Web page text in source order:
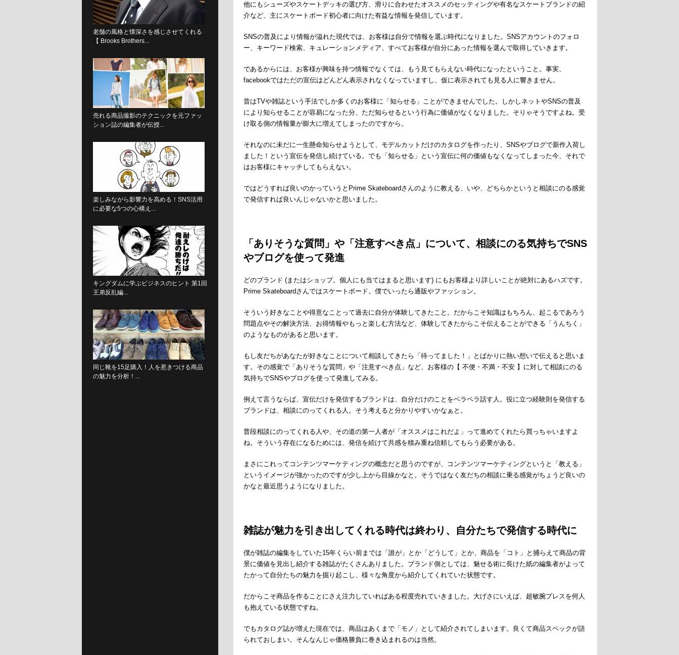
老舗の風格と懐深さを感じさせてくれる
【 Brooks Brothers...
売れる商品撮影のテクニックを元ファッ
ション誌の編集者が伝授...
楽しみながら影響力を高める！SNS活用
に必要な5つの心構え...
キングダムに学ぶビジネスのヒント 第1回
王弟反乱編...
同じ靴を15足購入！人を惹きつける商品
の魅力を分析！...
他にもシューズやスケートデッキの選び方、滑りに合わせたオススメのセッティングや有名なスケートブランドの紹
介など、主にスケートボード初心者に向けた有益な情報を発信しています。
SNSの普及により情報が溢れた現代では、お客様は自分で情報を選ぶ時代になりました。SNSアカウントのフォロ
ー、キーワード検索、キュレーションメディア、すべてお客様が自分にあった情報を選んで取得していきます。
であるからには、お客様が興味を持つ情報でなくては、もう見てもらえない時代になったということ。事実、
facebookではただの宣伝はどんどん表示されなくなっていますし、仮に表示されても見る人に響きません。
昔はTVや雑誌という手法でしか多くのお客様に「知らせる」ことができませんでした。しかしネットやSNSの普及
により知らせることが容易になった分、ただ知らせるという行為に価値がなくなりました。そりゃそうですよね。受
け取る側の情報量が膨大に増えてしまったのですから。
それなのに未だに一生懸命知らせようとして、モデルカットだけのカタログを作ったり、SNSやブログで新作入荷し
ました！という宣伝を発信し続けている。でも「知らせる」という宣伝に何の価値もなくなってしまった今、それで
はお客様にキャッチしてもらえない。
ではどうすれば良いのかっていうとPrime Skateboardさんのように教える、いや、どちらかというと相談にのる感覚
で発信すれば良いんじゃないかと思いました。
「ありそうな質問」や「注意すべき点」について、相談にのる気持ちでSNS
やブログを使って発進
どのブランド (またはショップ。個人にも当てはまると思います) にもお客様より詳しいことが絶対にあるハズです。
Prime Skateboardさんではスケートボード。僕でいったら通販やファッション。
そういう好きなことや得意なことって過去に自分が体験してきたこと。だからこそ知識はもちろん、起こるであろう
問題点やその解決方法、お得情報やもっと楽しむ方法など、体験してきたからこそ伝えることができる「うんちく」
のようなものがあると思います。
もし友だちがあなたが好きなことについて相談してきたら「待ってました！」とばかりに熱い想いで伝えると思いま
す。その感覚で「ありそうな質問」や「注意すべき点」など、お客様の【 不便・不満・不安 】に対して相談にのる
気持ちでSNSやブログを使って発進してみる。
例えて言うならば、宣伝だけを発信するブランドは、自分だけのことをベラベラ話す人。役に立つ経験則を発信する
ブランドは、相談にのってくれる人。そう考えると分かりやすいかなぁと。
普段相談にのってくれる人や、その道の第一人者が「オススメはこれだよ」って進めてくれたら買っちゃいますよ
ね。そういう存在になるためには、発信を続けて共感を積み重ね信頼してもらう必要がある。
まさにこれってコンテンツマーケティングの概念だと思うのですが、コンテンツマーケティングというと「教える」
というイメージが強かったのですが少し上から目線かなと。そうではなく友だちの相談に乗る感覚がちょうど良いの
かなと最近思うようになりました。
雑誌が魅力を引き出してくれる時代は終わり、自分たちで発信する時代に
僕が雑誌の編集をしていた15年くらい前までは「誰が」とか「どうして」とか、商品を「コト」と捕らえて商品の背
景に価値を見出し紹介する雑誌がたくさんありました。ブランド側としては、魅せる術に長けた紙の編集者がよって
たかって自分たちの魅力を掘り起こし、様々な角度から紹介してくれていた状態です。
だからこそ商品を作ることにさえ注力していればある程度売れていきました。大げさにいえば、超敏腕プレスを何人
も抱えている状態ですね。
でもカタログ誌が増えた現在では、商品はあくまで「モノ」として紹介されてしまいます。良くて商品スペックが語
られておしまい。そんなんじゃ価格勝負に巻き込まれるのは当然。